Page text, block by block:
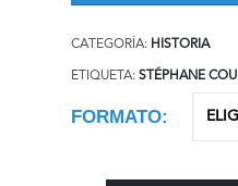
CATEGORÍA: HISTORIA
ETIQUETA: STÉPHANE
FORMATO